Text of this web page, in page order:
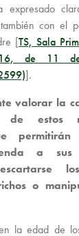
expresado
con el
[TS, Sala
de 11
].
valorar la
estos
a sus
o
la edad de